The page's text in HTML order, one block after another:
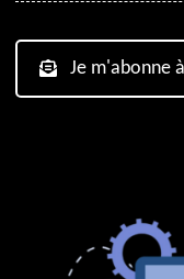
Je m'abonne